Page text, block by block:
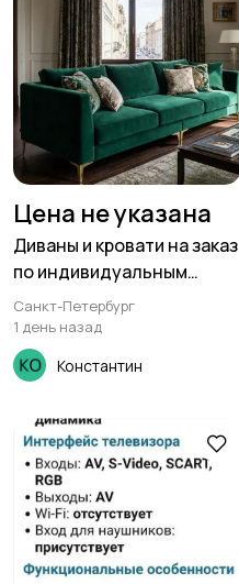
Цена не указана
Диваны и кровати на заказ
по индивидуальным
размерам напрямую от
фабрики
Санкт-Петербург
1 день назад
Константин